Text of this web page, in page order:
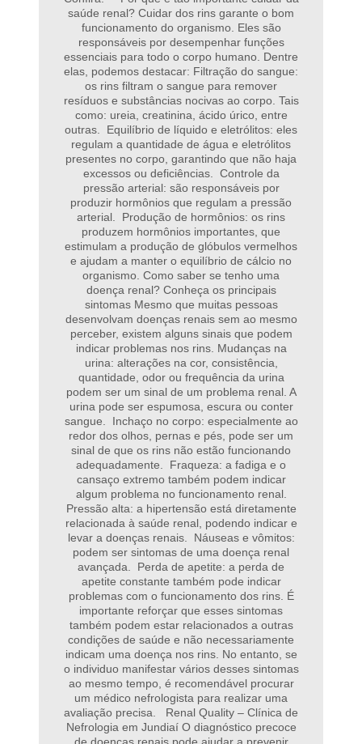
saúde renal? Cuidar dos rins garante o bom
funcionamento do organismo. Eles são
responsáveis por desempenhar funções
essenciais para todo o corpo humano. Dentre
elas, podemos destacar: Filtração do sangue:
os rins filtram o sangue para remover
resíduos e substâncias nocivas ao corpo. Tais
como: ureia, creatinina, ácido úrico, entre
outras. Equilíbrio de líquido e eletrólitos: eles
regulam a quantidade de água e eletrólitos
presentes no corpo, garantindo que não haja
excessos ou deficiências. Controle da
pressão arterial: são responsáveis por
produzir hormônios que regulam a pressão
arterial. Produção de hormônios: os rins
produzem hormônios importantes, que
estimulam a produção de glóbulos vermelhos
e ajudam a manter o equilíbrio de cálcio no
organismo. Como saber se tenho uma
doença renal? Conheça os principais
sintomas Mesmo que muitas pessoas
desenvolvam doenças renais sem ao mesmo
perceber, existem alguns sinais que podem
indicar problemas nos rins. Mudanças na
urina: alterações na cor, consistência,
quantidade, odor ou frequência da urina
podem ser um sinal de um problema renal. A
urina pode ser espumosa, escura ou conter
sangue. Inchaço no corpo: especialmente ao
redor dos olhos, pernas e pés, pode ser um
sinal de que os rins não estão funcionando
adequadamente. Fraqueza: a fadiga e o
cansaço extremo também podem indicar
algum problema no funcionamento renal.
Pressão alta: a hipertensão está diretamente
relacionada à saúde renal, podendo indicar e
levar a doenças renais. Náuseas e vômitos:
podem ser sintomas de uma doença renal
avançada. Perda de apetite: a perda de
apetite constante também pode indicar
problemas com o funcionamento dos rins. É
importante reforçar que esses sintomas
também podem estar relacionados a outras
condições de saúde e não necessariamente
indicam uma doença nos rins. No entanto, se
o individuo manifestar vários desses sintomas
ao mesmo tempo, é recomendável procurar
um médico nefrologista para realizar uma
avaliação precisa. Renal Quality – Clínica de
Nefrologia em Jundiaí O diagnóstico precoce